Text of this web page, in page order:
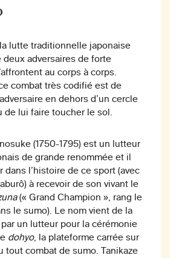
la lutte traditionnelle japonaise
deux adversaires de forte
au corps à corps.
ce combat très codifié est de
en dehors d’un cercle
de lui faire toucher le sol.
(1750-1795) est un lutteur
de grande renommée et il
dans l’histoire de ce sport (avec
à recevoir de son vivant le
(« Grand Champion », rang le
le sumo). Le nom vient de la
un lutteur pour la cérémonie
dohyo, la plateforme carrée sur
tout combat de sumo. Tanikaze